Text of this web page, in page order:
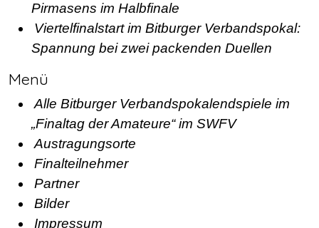
Pirmasens im Halbfinale
Viertelfinalstart im Bitburger Verbandspokal:
Spannung bei zwei packenden Duellen
Menü
Alle Bitburger Verbandspokalendspiele im
„Finaltag der Amateure“ im SWFV
Austragungsorte
Finalteilnehmer
Partner
Bilder
Impressum